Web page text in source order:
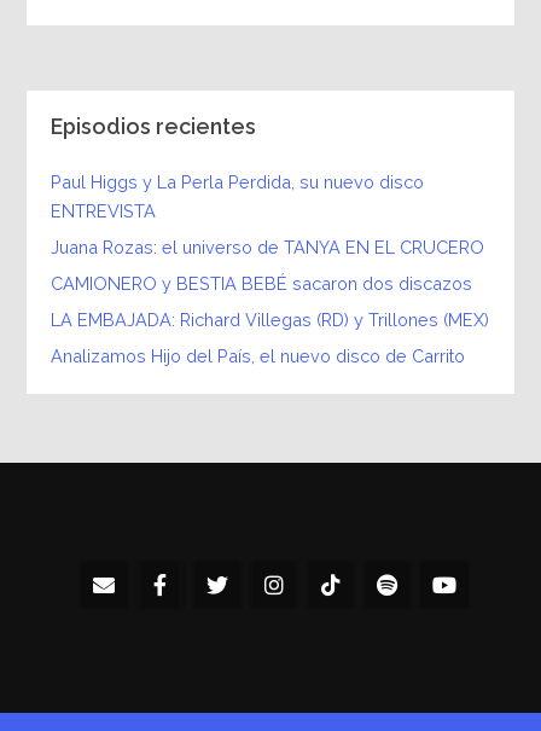
Episodios recientes
Paul Higgs y La Perla Perdida, su nuevo disco
ENTREVISTA
Juana Rozas: el universo de TANYA EN EL CRUCERO
CAMIONERO y BESTIA BEBÉ sacaron dos discazos
LA EMBAJADA: Richard Villegas (RD) y Trillones (MEX)
Analizamos Hijo del País, el nuevo disco de Carrito